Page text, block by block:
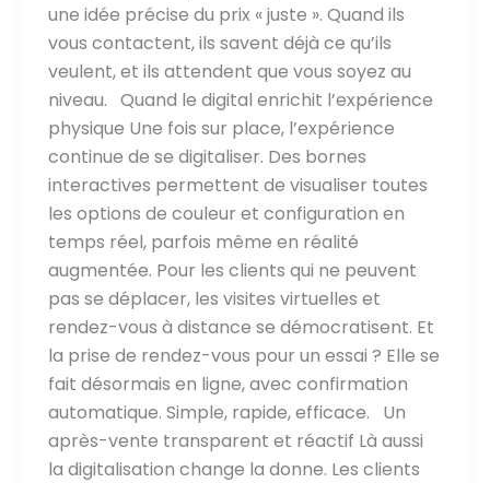
une idée précise du prix « juste ». Quand ils
vous contactent, ils savent déjà ce qu’ils
veulent, et ils attendent que vous soyez au
niveau. Quand le digital enrichit l’expérience
physique Une fois sur place, l’expérience
continue de se digitaliser. Des bornes
interactives permettent de visualiser toutes
les options de couleur et configuration en
temps réel, parfois même en réalité
augmentée. Pour les clients qui ne peuvent
pas se déplacer, les visites virtuelles et
rendez-vous à distance se démocratisent. Et
la prise de rendez-vous pour un essai ? Elle se
fait désormais en ligne, avec confirmation
automatique. Simple, rapide, efficace. Un
après-vente transparent et réactif Là aussi
la digitalisation change la donne. Les clients